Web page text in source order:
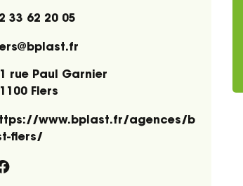
33 62 20 05
rue Paul Garnier
Flers
www.bplast.fr/agences/b
flers/